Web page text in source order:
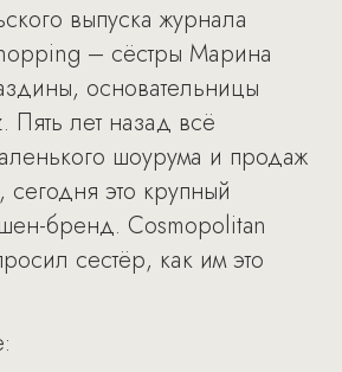
выпуска журнала
– сёстры Марина
основательницы
Пять лет назад всё
шоурума и продаж
сегодня это крупный
бренд. Cosmopolitan
сестёр, как им это